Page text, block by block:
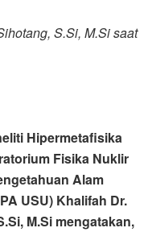
S.Si, M.Si saat
Hipermetafisika
Fisika Nuklir
Alam
USU) Khalifah Dr.
M.Si mengatakan,